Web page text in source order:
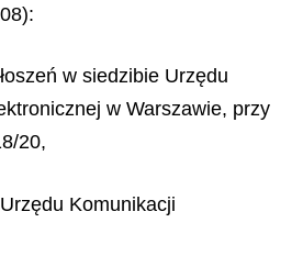
w siedzibie Urzędu
w Warszawie, przy
20,
Komunikacji